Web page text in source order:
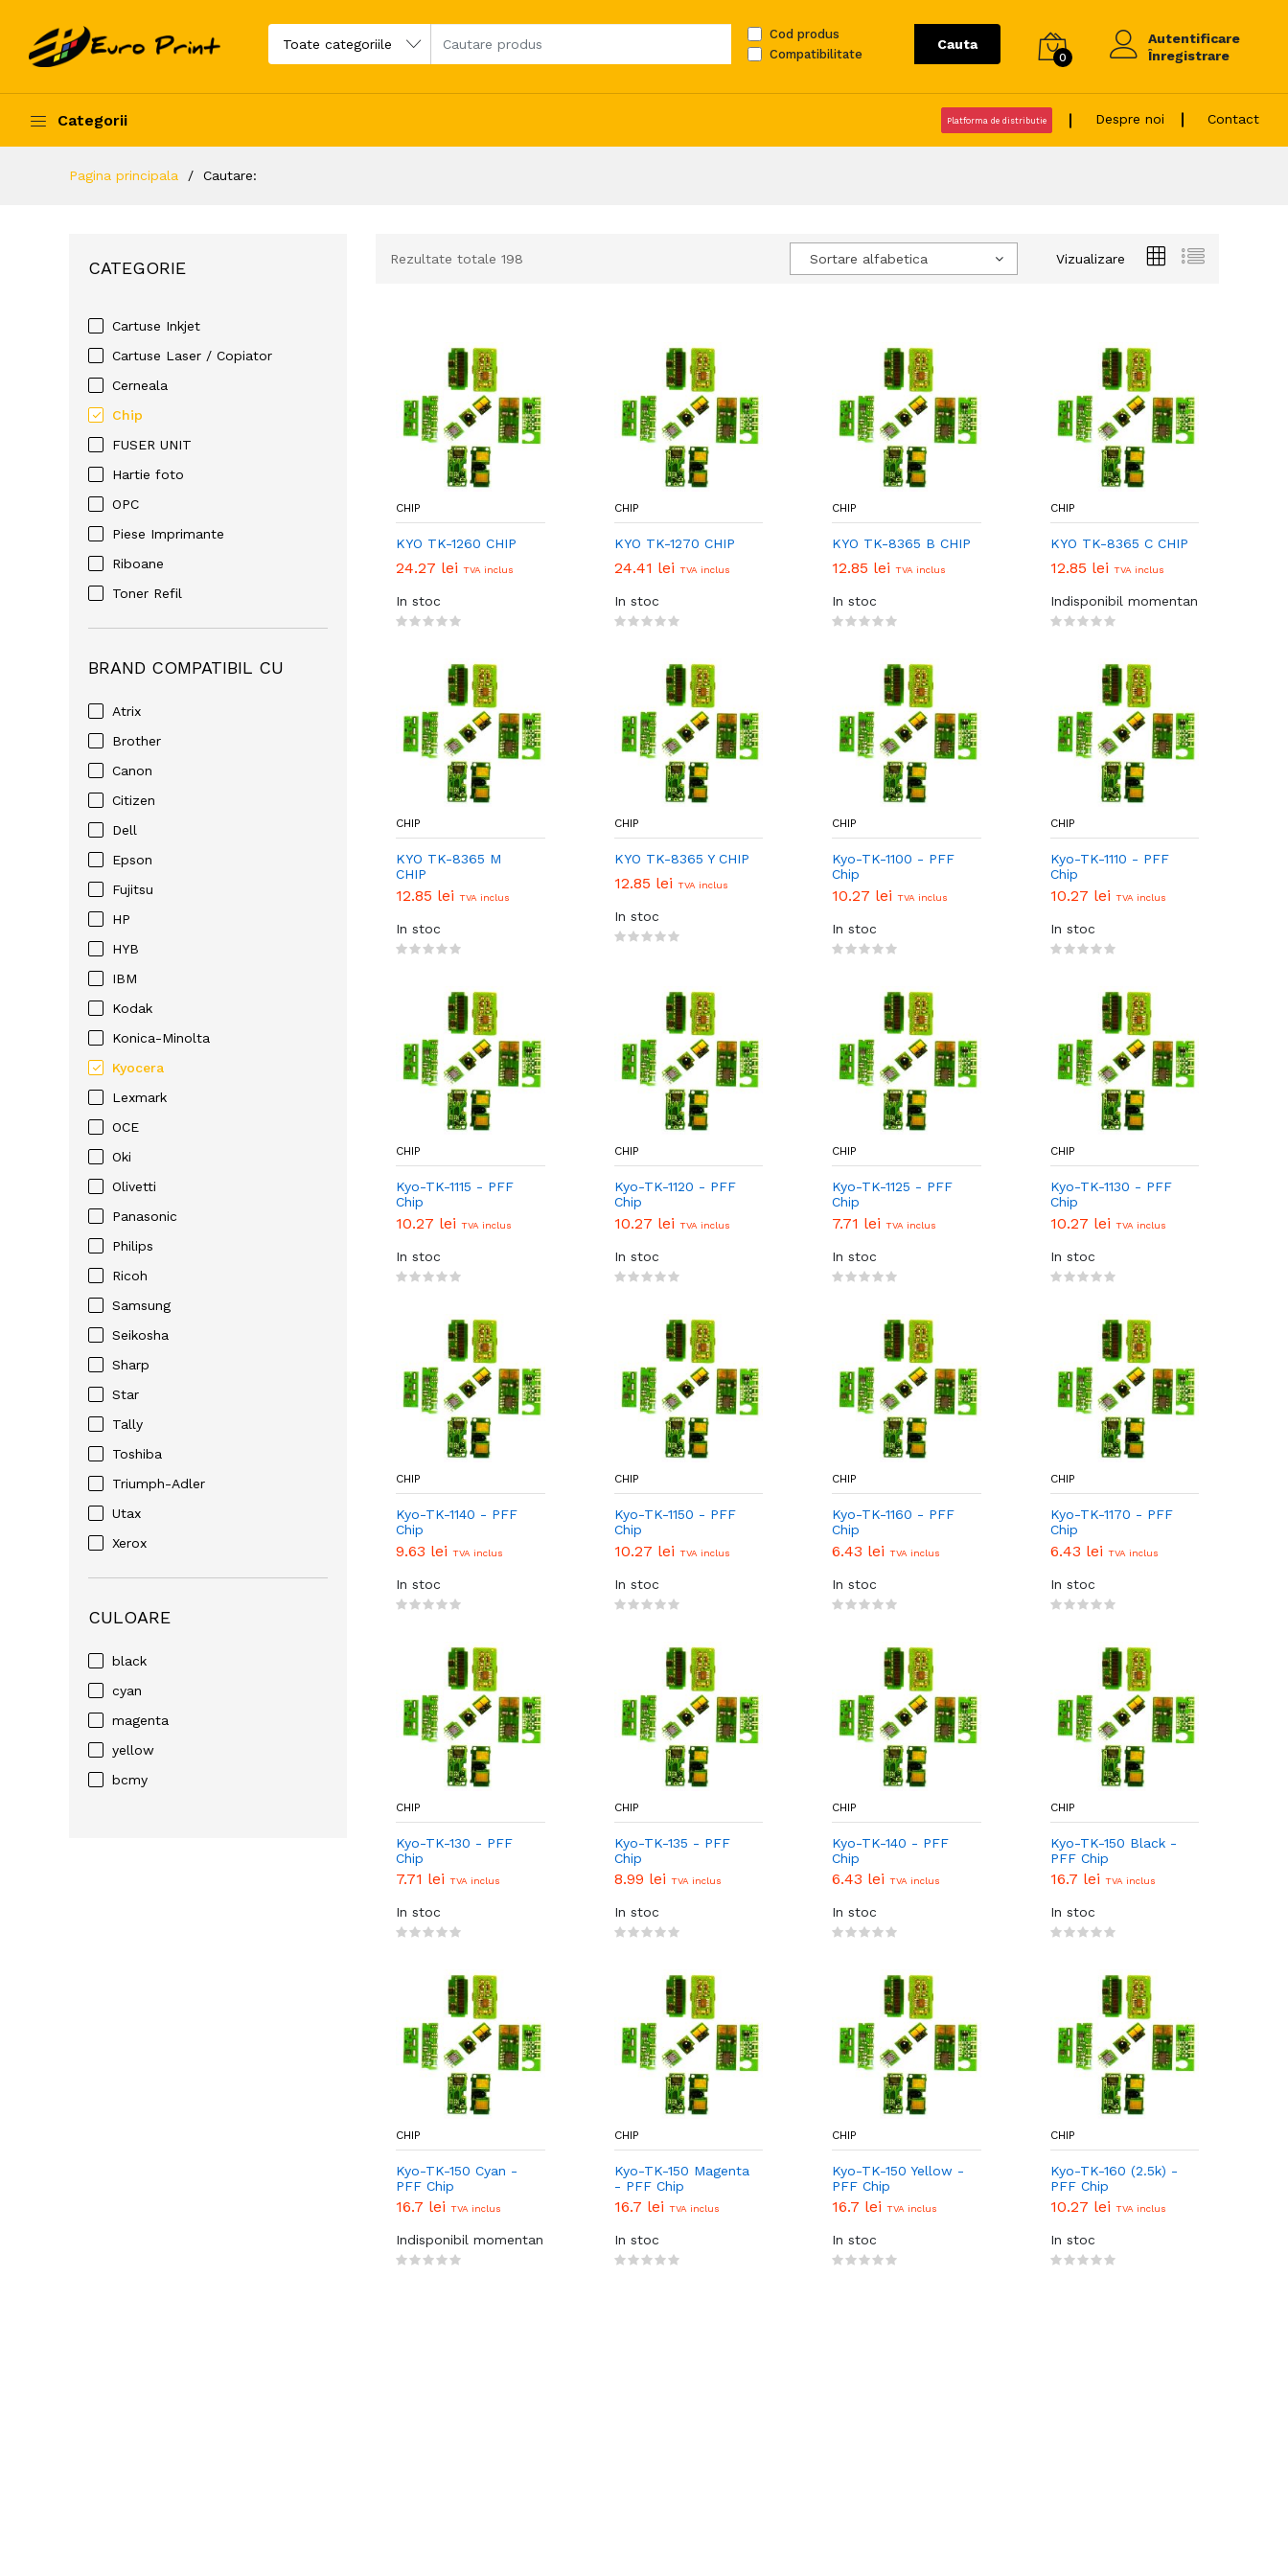
Cod produs
Compatibilitate
Cauta
0
Autentificare
Înregistrare
Categorii Platforma de distributie Despre noi Contact
Pagina principala Cautare:
CATEGORIE
Cartuse Inkjet
Cartuse Laser / Copiator
Cerneala
Chip
FUSER UNIT
Hartie foto
OPC
Piese Imprimante
Riboane
Toner Refil
BRAND COMPATIBIL CU
Atrix
Brother
Canon
Citizen
Dell
Epson
Fujitsu
HP
HYB
IBM
Kodak
Konica-Minolta
Kyocera
Lexmark
OCE
Oki
Olivetti
Panasonic
Philips
Ricoh
Samsung
Seikosha
Sharp
Star
Tally
Toshiba
Triumph-Adler
Utax
Xerox
CULOARE
black
cyan
magenta
yellow
bcmy
Rezultate totale 198 Sortare alfabetica Vizualizare
CHIP
KYO TK-1260 CHIP
24.27 lei TVA inclus
In stoc
CHIP
KYO TK-1270 CHIP
24.41 lei TVA inclus
In stoc
CHIP
KYO TK-8365 B CHIP
12.85 lei TVA inclus
In stoc
CHIP
KYO TK-8365 C CHIP
12.85 lei TVA inclus
Indisponibil momentan
CHIP
KYO TK-8365 M
CHIP
12.85 lei TVA inclus
In stoc
CHIP
KYO TK-8365 Y CHIP
12.85 lei TVA inclus
In stoc
CHIP
Kyo-TK-1100 - PFF
Chip
10.27 lei TVA inclus
In stoc
CHIP
Kyo-TK-1110 - PFF
Chip
10.27 lei TVA inclus
In stoc
CHIP
Kyo-TK-1115 - PFF
Chip
10.27 lei TVA inclus
In stoc
CHIP
Kyo-TK-1120 - PFF
Chip
10.27 lei TVA inclus
In stoc
CHIP
Kyo-TK-1125 - PFF
Chip
7.71 lei TVA inclus
In stoc
CHIP
Kyo-TK-1130 - PFF
Chip
10.27 lei TVA inclus
In stoc
CHIP
Kyo-TK-1140 - PFF
Chip
9.63 lei TVA inclus
In stoc
CHIP
Kyo-TK-1150 - PFF
Chip
10.27 lei TVA inclus
In stoc
CHIP
Kyo-TK-1160 - PFF
Chip
6.43 lei TVA inclus
In stoc
CHIP
Kyo-TK-1170 - PFF
Chip
6.43 lei TVA inclus
In stoc
CHIP
Kyo-TK-130 - PFF
Chip
7.71 lei TVA inclus
In stoc
CHIP
Kyo-TK-135 - PFF
Chip
8.99 lei TVA inclus
In stoc
CHIP
Kyo-TK-140 - PFF
Chip
6.43 lei TVA inclus
In stoc
CHIP
Kyo-TK-150 Black -
PFF Chip
16.7 lei TVA inclus
In stoc
CHIP
Kyo-TK-150 Cyan -
PFF Chip
16.7 lei TVA inclus
Indisponibil momentan
CHIP
Kyo-TK-150 Magenta
- PFF Chip
16.7 lei TVA inclus
In stoc
CHIP
Kyo-TK-150 Yellow -
PFF Chip
16.7 lei TVA inclus
In stoc
CHIP
Kyo-TK-160 (2.5k) -
PFF Chip
10.27 lei TVA inclus
In stoc